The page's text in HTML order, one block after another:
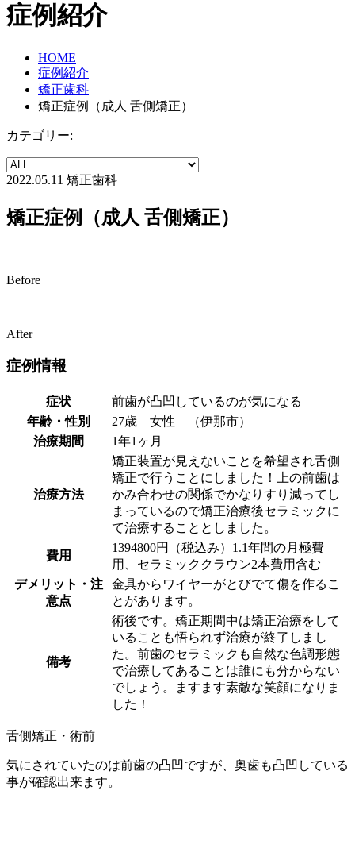
症例紹介
HOME
症例紹介
矯正歯科
矯正症例（成人 舌側矯正）
カテゴリー:
2022.05.11 矯正歯科
矯正症例（成人 舌側矯正）
Before
After
症例情報
症状
前歯が凸凹しているのが気になる
年齢・性別
27歳 女性 （伊那市）
治療期間
1年1ヶ月
治療方法
矯正装置が見えないことを希望され舌側
矯正で行うことにしました！上の前歯は
かみ合わせの関係でかなりすり減ってし
まっているので矯正治療後セラミックに
て治療することとしました。
費用
1394800円（税込み）1.1年間の月極費
用、セラミッククラウン2本費用含む
デメリット・注
意点
金具からワイヤーがとびでて傷を作るこ
とがあります。
備考
術後です。矯正期間中は矯正治療をして
いることも悟られず治療が終了しまし
た。前歯のセラミックも自然な色調形態
で治療してあることは誰にも分からない
でしょう。ますます素敵な笑顔になりま
した！
舌側矯正・術前
気にされていたのは前歯の凸凹ですが、奥歯も凸凹している
事が確認出来ます。